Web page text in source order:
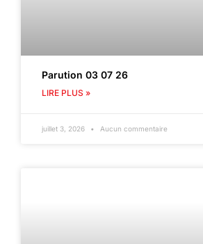
Parution 03 07 26
LIRE PLUS »
juillet 3, 2026 Aucun commentaire